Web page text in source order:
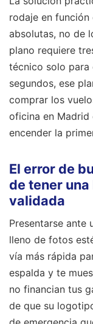
rodaje en
absolutas, no de
plano requiere
técnico solo para
segundos, ese
comprar los
oficina en Madrid
encender la
El error de
de tener
validada
Presentarse ante
lleno de fotos
vía más rápida
espalda y te
no financian tus
de que su